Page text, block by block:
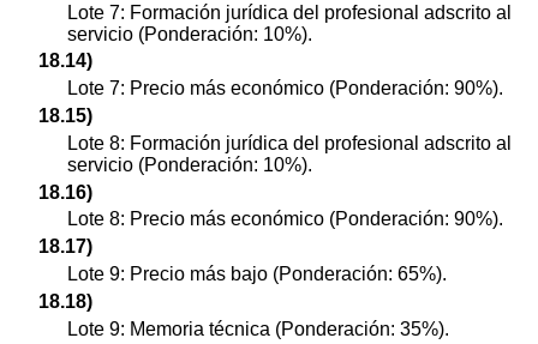
Lote 7: Formación jurídica del profesional adscrito al
servicio (Ponderación: 10%).
18.14)
Lote 7: Precio más económico (Ponderación: 90%).
18.15)
Lote 8: Formación jurídica del profesional adscrito al
servicio (Ponderación: 10%).
18.16)
Lote 8: Precio más económico (Ponderación: 90%).
18.17)
Lote 9: Precio más bajo (Ponderación: 65%).
18.18)
Lote 9: Memoria técnica (Ponderación: 35%).